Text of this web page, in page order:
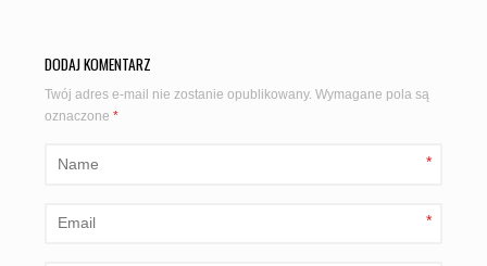
DODAJ KOMENTARZ
Twój adres e-mail nie zostanie opublikowany. Wymagane pola są
oznaczone*
*
*